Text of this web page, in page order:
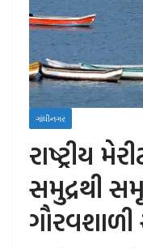
ગાંધીનગર
રાષ્ટ્રીય
સમુદ્રથી